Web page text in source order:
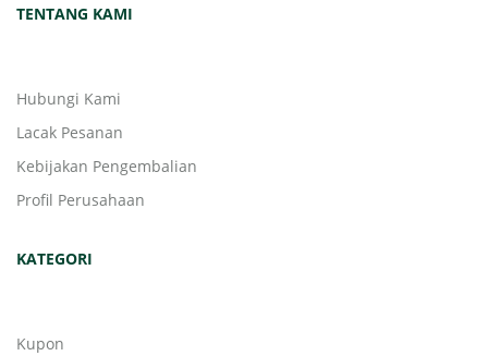
TENTANG KAMI
Hubungi Kami
Lacak Pesanan
Kebijakan Pengembalian
Profil Perusahaan
KATEGORI
Kupon